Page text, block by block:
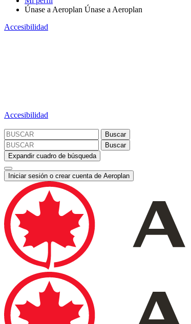
Únase a Aeroplan Únase a Aeroplan
Accesibilidad
Accesibilidad
Buscar
Buscar
Expandir cuadro de búsqueda
Iniciar sesión o crear cuenta de Aeroplan